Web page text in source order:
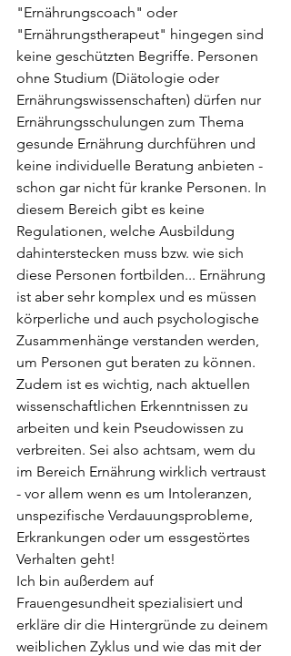
"Ernährungscoach" oder
"Ernährungstherapeut" hingegen sind
keine geschützten Begriffe. Personen
ohne Studium (Diätologie oder
Ernährungswissenschaften) dürfen nur
Ernährungsschulungen zum Thema
gesunde Ernährung durchführen und
keine individuelle Beratung anbieten -
schon gar nicht für kranke Personen. In
diesem Bereich gibt es keine
Regulationen, welche Ausbildung
dahinterstecken muss bzw. wie sich
diese Personen fortbilden... Ernährung
ist aber sehr komplex und es müssen
körperliche und auch psychologische
Zusammenhänge verstanden werden,
um Personen gut beraten zu können.
Zudem ist es wichtig, nach aktuellen
wissenschaftlichen Erkenntnissen zu
arbeiten und kein Pseudowissen zu
verbreiten. Sei also achtsam, wem du
im Bereich Ernährung wirklich vertraust
- vor allem wenn es um Intoleranzen,
unspezifische Verdauungsprobleme,
Erkrankungen oder um essgestörtes
Verhalten geht!
Ich bin außerdem auf
Frauengesundheit spezialisiert und
erkläre dir die Hintergründe zu deinem
weiblichen Zyklus und wie das mit der